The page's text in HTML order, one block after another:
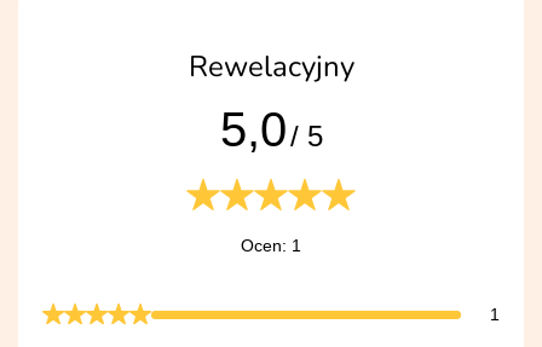
Rewelacyjny
5,0/ 5
Ocen: 1
1